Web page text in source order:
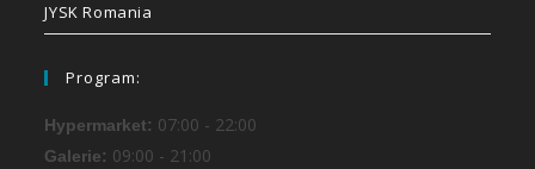
JYSK Romania
Program:
Hypermarket: 07:00 - 22:00
Galerie: 09:00 - 21:00